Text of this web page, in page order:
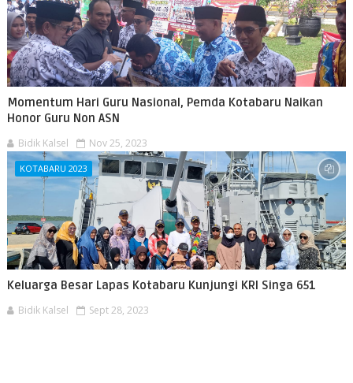
Momentum Hari Guru Nasional, Pemda Kotabaru Naikan
Honor Guru Non ASN
Bidik Kalsel Nov 25, 2023
KOTABARU 2023
Keluarga Besar Lapas Kotabaru Kunjungi KRI Singa 651
Bidik Kalsel Sept 28, 2023